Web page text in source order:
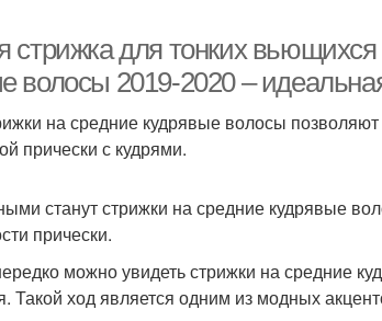
для
волос
Непослушные волосы
стрижка для тонких
волосы 2019-2020 –
на средние кудрявые волосы
прически с кудрями.
станут стрижки на средние кудрявые
прически.
можно увидеть стрижки на средние
Такой ход является одним из модных